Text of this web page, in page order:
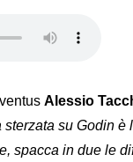
Alessio
su Godin è
spacca in due le